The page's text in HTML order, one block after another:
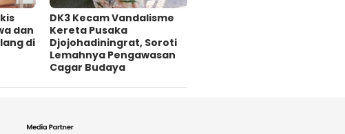
dan
di
DK3 Kecam Vandalisme
Kereta Pusaka
Djojohadiningrat, Soroti
Lemahnya Pengawasan
Cagar Budaya